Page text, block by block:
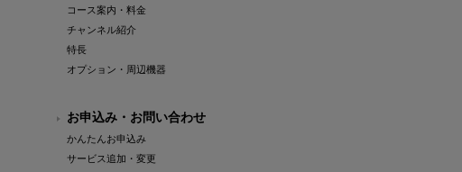
コース案内・料金
チャンネル紹介
特長
オプション・周辺機器
お申込み・お問い合わせ
かんたんお申込み
サービス追加・変更